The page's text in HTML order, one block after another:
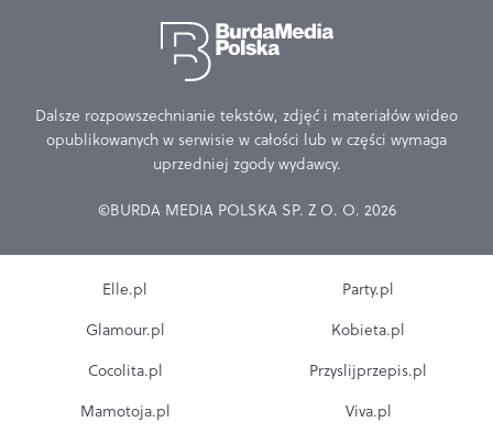
Dalsze rozpowszechnianie tekstów, zdjęć i materiałów wideo
opublikowanych w serwisie w całości lub w części wymaga
uprzedniej zgody wydawcy.
©BURDA MEDIA POLSKA SP. Z O. O. 2026
Elle.pl
Glamour.pl
Cocolita.pl
Mamotoja.pl
Party.pl
Kobieta.pl
Przyslijprzepis.pl
Viva.pl